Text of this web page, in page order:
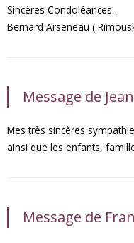
Sincères Condoléances .
Bernard Arseneau (
Message de
Mes très sincères
ainsi que les enfants,
Message de